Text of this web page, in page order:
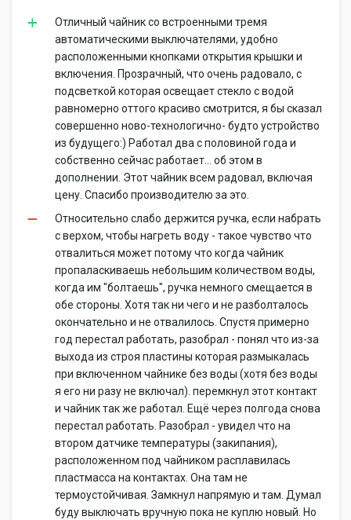
Отличный чайник со встроенными тремя
автоматическими выключателями, удобно
расположенными кнопками открытия крышки и
включения. Прозрачный, что очень радовало, с
подсветкой которая освещает стекло с водой
равномерно оттого красиво смотрится, я бы сказал
совершенно ново-технологично- будто устройство
из будущего:) Работал два с половиной года и
собственно сейчас работает... об этом в
дополнении. Этот чайник всем радовал, включая
цену. Спасибо производителю за это.
Относительно слабо держится ручка, если набрать
с верхом, чтобы нагреть воду - такое чувство что
отвалиться может потому что когда чайник
пропаласкиваешь небольшим количеством воды,
когда им "болтаешь", ручка немного смещается в
обе стороны. Хотя так ни чего и не разболталось
окончательно и не отвалилось. Спустя примерно
год перестал работать, разобрал - понял что из-за
выхода из строя пластины которая размыкалась
при включенном чайнике без воды (хотя без воды
я его ни разу не включал). перемкнул этот контакт
и чайник так же работал. Ещё через полгода снова
перестал работать. Разобрал - увидел что на
втором датчике температуры (закипания),
расположенном под чайником расплавилась
пластмасса на контактах. Она там не
термоустойчивая. Замкнул напрямую и там. Думал
буду выключать вручную пока не куплю новый. Но